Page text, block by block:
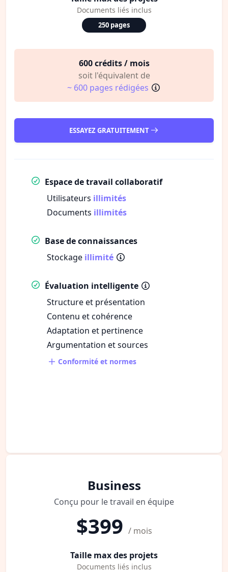
Documents liés inclus
250 pages
600 crédits / mois
soit l'équivalent de
~ 600 pages rédigées
ESSAYEZ GRATUITEMENT
Espace de travail collaboratif
Utilisateurs illimités
Documents illimités
Base de connaissances
Stockage illimité
Évaluation intelligente
Structure et présentation
Contenu et cohérence
Adaptation et pertinence
Argumentation et sources
Conformité et normes
Business
Conçu pour le travail en équipe
$399 / mois
Taille max des projets
Documents liés inclus